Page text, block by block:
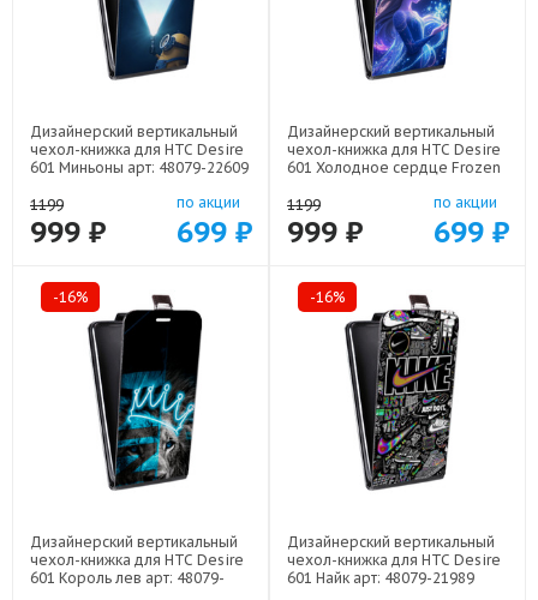
Дизайнерский вертикальный
чехол-книжка для HTC Desire
601 Миньоны арт: 48079-22609
1199
999 ₽
по акции
699 ₽
Дизайнерский вертикальный
чехол-книжка для HTC Desire
601 Холодное сердце Frozen
1199
999 ₽
по акции
699 ₽
-16%
Дизайнерский вертикальный
чехол-книжка для HTC Desire
601 Король лев арт: 48079-
-16%
Дизайнерский вертикальный
чехол-книжка для HTC Desire
601 Найк арт: 48079-21989